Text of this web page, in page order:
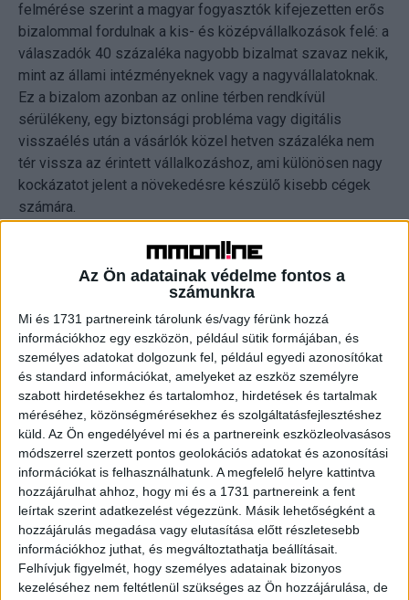
Az Ön adatainak védelme fontos a
számunkra
Mi és 1731 partnereink tárolunk és/vagy férünk hozzá
információkhoz egy eszközön, például sütik formájában, és
személyes adatokat dolgozunk fel, például egyedi azonosítókat
és standard információkat, amelyeket az eszköz személyre
szabott hirdetésekhez és tartalomhoz, hirdetések és tartalmak
méréséhez, közönségmérésekhez és szolgáltatásfejlesztéshez
küld. Az Ön engedélyével mi és a partnereink eszközleolvasásos
módszerrel szerzett pontos geolokációs adatokat és azonosítási
információkat is felhasználhatunk. A megfelelő helyre kattintva
hozzájárulhat ahhoz, hogy mi és a 1731 partnereink a fent
leírtak szerint adatkezelést végezzünk. Másik lehetőségként a
hozzájárulás megadása vagy elutasítása előtt részletesebb
információkhoz juthat, és megváltoztathatja beállításait.
Felhívjuk figyelmét, hogy személyes adatainak bizonyos
kezeléséhez nem feltétlenül szükséges az Ön hozzájárulása, de
felmérése szerint a magyar fogyasztók kifejezetten erős
bizalommal fordulnak a kis- és középvállalkozások felé: a
válaszadók 40 százaléka nagyobb bizalmat szavaz nekik,
mint az állami intézményeknek vagy a nagyvállalatoknak.
Ez a bizalom azonban az online térben rendkívül
sérülékeny, egy biztonsági probléma vagy digitális
visszaélés után a vásárlók közel hetven százaléka nem
tér vissza az érintett vállalkozáshoz, ami különösen nagy
kockázatot jelent a növekedésre készülő kisebb cégek
számára.
A kutatás arra is rámutat, hogy a fogyasztók ma már
nemcsak minőségi terméket vagy szolgáltatást várnak el,
hanem biztonságos, átlátható és megbízható digitális
működést is. Ez a kihívás sok női vezetésű vállalkozás
számára egyszerre jelent lehetőséget és tanulási
folyamatot.
A Visa She’s Next program ezekre a valós piaci
helyzetekre reagál: a pénzügyi támogatás mellett olyan
mentorprogramot kínál, amely segíti a résztvevőket a
tudatos digitális jelenlét, az ügyfélbizalom és a hosszú
távú üzleti stabilitás megerősítésében.
„Az elmúlt három év tapasztalatai alapján látható, hogy a
Visa She's Next több, mint egy pénzügyi támogatási
program. Ezek a vállalkozónők tehetségesek,